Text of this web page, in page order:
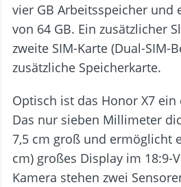
vier GB Arbeitsspeicher und
von 64 GB. Ein zusätzlicher
zweite SIM-Karte (Dual-SIM-
zusätzliche Speicherkarte.
Optisch ist das Honor X7 ein
Das nur sieben Millimeter
7,5 cm groß und ermöglicht
cm) großes Display im 18:9-
Kamera stehen zwei